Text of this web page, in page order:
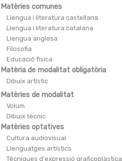
Matèries comunes
Llengua i literatura castellana
Llengua i literatura catalana
Llengua anglesa
Filosofia
Educació física
Matèria de modalitat obligatòria
Dibuix artístic
Matèries de modalitat
Volum
Dibuix tècnic
Matèries optatives
Cultura audiovisual
Llenguatges artístics
Tècniques d'expressió graficoplàstica